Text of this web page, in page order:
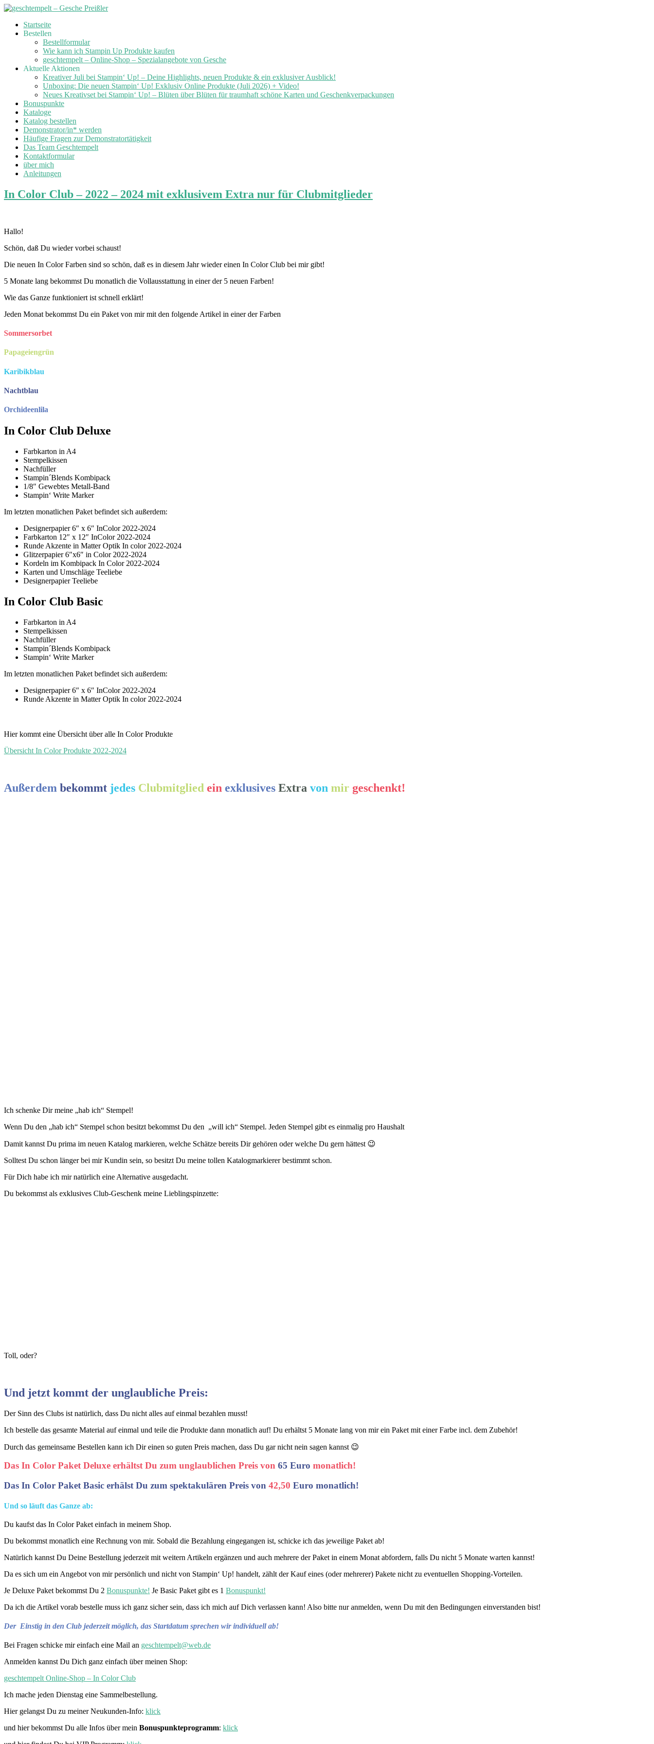
Skip
Startseite
Bestellen
Bestellformular
Wie kann ich Stampin Up Produkte kaufen
geschtempelt – Online-Shop – Spezialangebote von Gesche
Aktuelle Aktionen
Kreativer Juli bei Stampin‘ Up! – Deine Highlights, neuen Produkte & ein exklusiver Ausblick!
Unboxing: Die neuen Stampin‘ Up! Exklusiv Online Produkte (Juli 2026) + Video!
Neues Kreativset bei Stampin‘ Up! – Blüten über Blüten für traumhaft schöne Karten und Geschenkverpackungen
Bonuspunkte
Kataloge
Katalog bestellen
Demonstrator/in* werden
Häufige Fragen zur Demonstratortätigkeit
Das Team Geschtempelt
Kontaktformular
über mich
Anleitungen
In Color Club – 2022 – 2024 mit exklusivem Extra nur für Clubmitglieder
Hallo!
Schön, daß Du wieder vorbei schaust!
Die neuen In Color Farben sind so schön, daß es in diesem Jahr wieder einen In Color Club bei mir gibt!
5 Monate lang bekommst Du monatlich die Vollausstattung in einer der 5 neuen Farben!
Wie das Ganze funktioniert ist schnell erklärt!
Jeden Monat bekommst Du ein Paket von mir mit den folgende Artikel in einer der Farben
Sommersorbet
Papageiengrün
Karibikblau
Nachtblau
Orchideenlila
In Color Club Deluxe
Farbkarton in A4
Stempelkissen
Nachfüller
Stampin´Blends Kombipack
1/8″ Gewebtes Metall-Band
Stampin‘ Write Marker
Im letzten monatlichen Paket befindet sich außerdem:
Designerpapier 6″ x 6″ InColor 2022-2024
Farbkarton 12″ x 12″ InColor 2022-2024
Runde Akzente in Matter Optik In color 2022-2024
Glitzerpapier 6″x6″ in Color 2022-2024
Kordeln im Kombipack In Color 2022-2024
Karten und Umschläge Teeliebe
Designerpapier Teeliebe
In Color Club Basic
Farbkarton in A4
Stempelkissen
Nachfüller
Stampin´Blends Kombipack
Stampin‘ Write Marker
Im letzten monatlichen Paket befindet sich außerdem:
Designerpapier 6″ x 6″ InColor 2022-2024
Runde Akzente in Matter Optik In color 2022-2024
Hier kommt eine Übersicht über alle In Color Produkte
Übersicht In Color Produkte 2022-2024
Außerdem bekommt jedes Clubmitglied ein exklusives Extra von mir geschenkt!
Ich schenke Dir meine „hab ich“ Stempel!
Wenn Du den „hab ich“ Stempel schon besitzt bekommst Du den „will ich“ Stempel. Jeden Stempel gibt es einmalig pro Haushalt
Damit kannst Du prima im neuen Katalog markieren, welche Schätze bereits Dir gehören oder welche Du gern hättest 😉
Solltest Du schon länger bei mir Kundin sein, so besitzt Du meine tollen Katalogmarkierer bestimmt schon.
Für Dich habe ich mir natürlich eine Alternative ausgedacht.
Du bekommst als exklusives Club-Geschenk meine Lieblingspinzette:
Toll, oder?
Und jetzt kommt der unglaubliche Preis:
Der Sinn des Clubs ist natürlich, dass Du nicht alles auf einmal bezahlen musst!
Ich bestelle das gesamte Material auf einmal und teile die Produkte dann monatlich auf! Du erhältst 5 Monate lang von mir ein Paket mit einer Farbe incl. dem Zubehör!
Durch das gemeinsame Bestellen kann ich Dir einen so guten Preis machen, dass Du gar nicht nein sagen kannst 😉
Das In Color Paket Deluxe erhältst Du zum unglaublichen Preis von 65 Euro monatlich!
Das In Color Paket Basic erhälst Du zum spektakulären Preis von 42,50 Euro monatlich!
Und so läuft das Ganze ab:
Du kaufst das In Color Paket einfach in meinem Shop.
Du bekommst monatlich eine Rechnung von mir. Sobald die Bezahlung eingegangen ist, schicke ich das jeweilige Paket ab!
Natürlich kannst Du Deine Bestellung jederzeit mit weitern Artikeln ergänzen und auch mehrere der Paket in einem Monat abfordern, falls Du nicht 5 Monate warten kannst!
Da es sich um ein Angebot von mir persönlich und nicht von Stampin‘ Up! handelt, zählt der Kauf eines (oder mehrerer) Pakete nicht zu eventuellen Shopping-Vorteilen.
Je Deluxe Paket bekommst Du 2 Bonuspunkte! Je Basic Paket gibt es 1 Bonuspunkt!
Da ich die Artikel vorab bestelle muss ich ganz sicher sein, dass ich mich auf Dich verlassen kann! Also bitte nur anmelden, wenn Du mit den Bedingungen einverstanden bist!
Der Einstig in den Club jederzeitmöglich, das Startdatum sprechen wir individuell ab!
Bei Fragen schicke mir einfach eine Mail an geschtempelt@web.de
Anmelden kannst Du Dich ganz einfach über meinen Shop:
geschtempelt Online-Shop – In Color Club
Ich mache jeden Dienstag eine Sammelbestellung.
Hier gelangst Du zu meiner Neukunden-Info: klick
und hier bekommst Du alle Infos über mein Bonuspunkteprogramm: klick